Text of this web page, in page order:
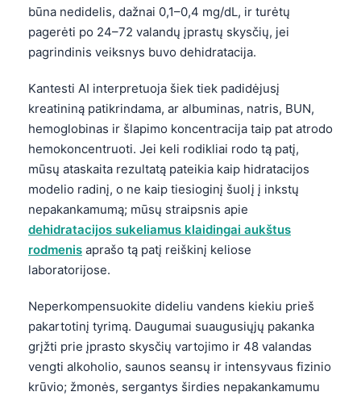
būna nedidelis, dažnai 0,1–0,4 mg/dL, ir turėtų
pagerėti po 24–72 valandų įprastų skysčių, jei
pagrindinis veiksnys buvo dehidratacija.
Kantesti AI interpretuoja šiek tiek padidėjusį
kreatininą patikrindama, ar albuminas, natris, BUN,
hemoglobinas ir šlapimo koncentracija taip pat atrodo
hemokoncentruoti. Jei keli rodikliai rodo tą patį,
mūsų ataskaita rezultatą pateikia kaip hidratacijos
modelio radinį, o ne kaip tiesioginį šuolį į inkstų
nepakankamumą; mūsų straipsnis apie
dehidratacijos sukeliamus klaidingai aukštus
rodmenis aprašo tą patį reiškinį keliose
laboratorijose.
Neperkompensuokite dideliu vandens kiekiu prieš
pakartotinį tyrimą. Daugumai suaugusiųjų pakanka
grįžti prie įprasto skysčių vartojimo ir 48 valandas
vengti alkoholio, saunos seansų ir intensyvaus fizinio
krūvio; žmonės, sergantys širdies nepakankamumu